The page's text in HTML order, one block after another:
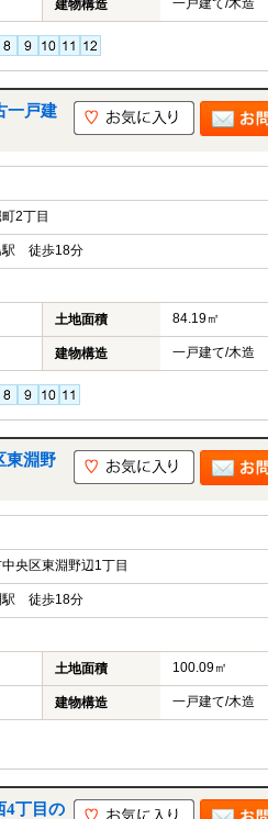
建物構造 一戸建て/木造
一戸建
2丁目
駅 徒歩18分
土地面積 84.19㎡
建物構造 一戸建て/木造
東淵野
央区東淵野辺1丁目
駅 徒歩18分
土地面積 100.09㎡
建物構造 一戸建て/木造
4丁目の